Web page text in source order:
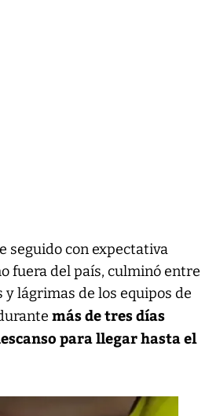
seguido con expectativa
fuera del país, culminó entre
y lágrimas de los equipos de
más de tres días
para llegar hasta el